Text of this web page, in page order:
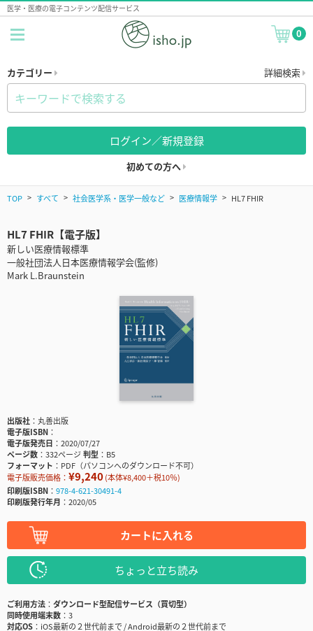
医学・医療の電子コンテンツ配信サービス
0
カテゴリー 詳細検索
ログイン／新規登録
初めての方へ
TOP すべて 社会医学系・医学一般など 医療情報学 HL7 FHIR
HL7 FHIR【電子版】
新しい医療情報標準
一般社団法人日本医療情報学会(監修)
Mark L.Braunstein
出版社
丸善出版
電子版ISBN
電子版発売日
2020/07/27
ページ数
332ページ判型
B5
フォーマット
PDF（パソコンへのダウンロード不可）
電子版販売価格： ¥9,240(本体¥8,400＋税10％)
印刷版ISBN
978-4-621-30491-4
印刷版発行年月
2020/05
カートに入れる
ちょっと立ち読み
ご利用方法
ダウンロード型配信サービス（買切型）
同時使用端末数
3
対応OS
iOS最新の２世代前まで / Android最新の２世代前まで